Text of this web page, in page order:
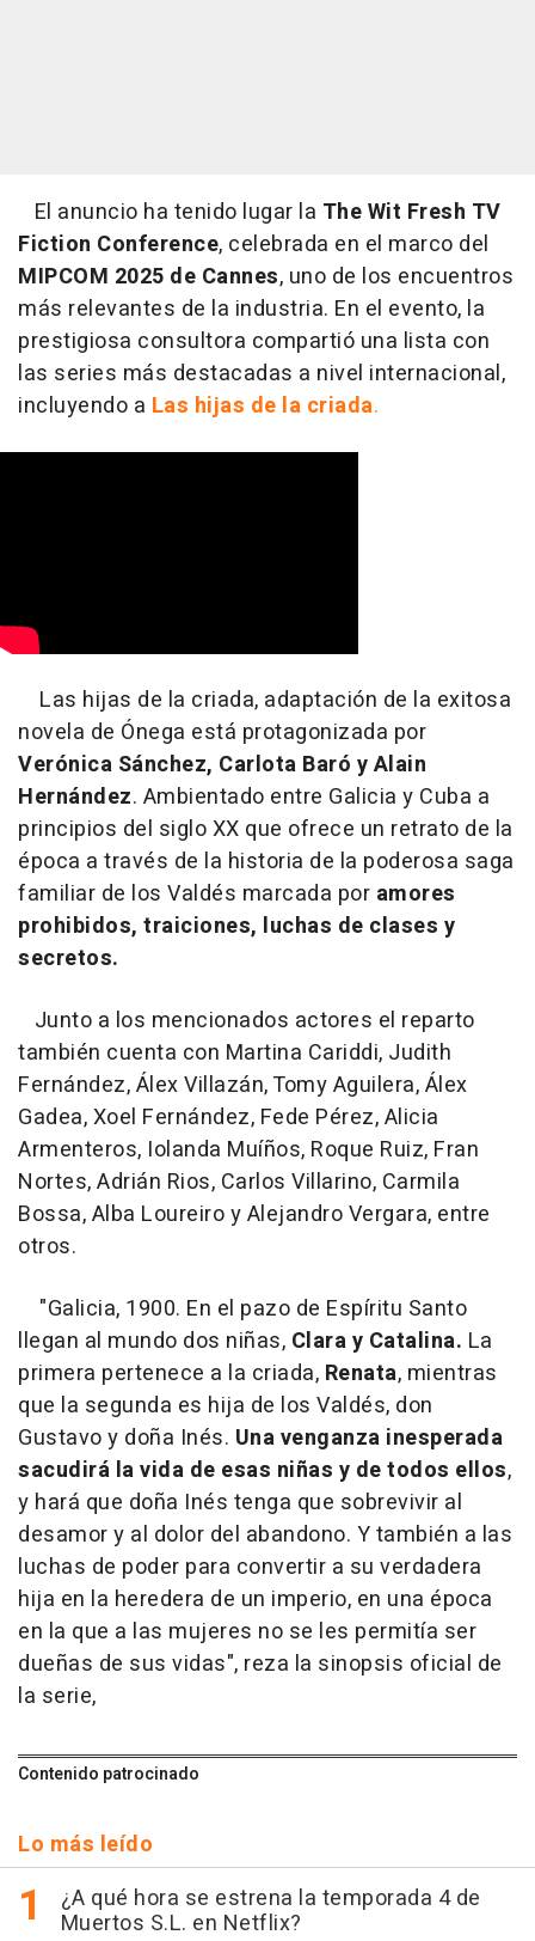
El anuncio ha tenido lugar la The Wit Fresh TV
Fiction Conference, celebrada en el marco del
MIPCOM 2025 de Cannes, uno de los encuentros
más relevantes de la industria. En el evento, la
prestigiosa consultora compartió una lista con
las series más destacadas a nivel internacional,
incluyendo a Las hijas de la criada.
Las hijas de la criada, adaptación de la exitosa
novela de Ónega está protagonizada por
Verónica Sánchez, Carlota Baró y Alain
Hernández. Ambientado entre Galicia y Cuba a
principios del siglo XX que ofrece un retrato de la
época a través de la historia de la poderosa saga
familiar de los Valdés marcada por amores
prohibidos, traiciones, luchas de clases y
secretos.
Junto a los mencionados actores el reparto
también cuenta con Martina Cariddi, Judith
Fernández, Álex Villazán, Tomy Aguilera, Álex
Gadea, Xoel Fernández, Fede Pérez, Alicia
Armenteros, Iolanda Muíños, Roque Ruiz, Fran
Nortes, Adrián Rios, Carlos Villarino, Carmila
Bossa, Alba Loureiro y Alejandro Vergara, entre
otros.
"Galicia, 1900. En el pazo de Espíritu Santo
llegan al mundo dos niñas, Clara y Catalina. La
primera pertenece a la criada, Renata, mientras
que la segunda es hija de los Valdés, don
Gustavo y doña Inés. Una venganza inesperada
sacudirá la vida de esas niñas y de todos ellos,
y hará que doña Inés tenga que sobrevivir al
desamor y al dolor del abandono. Y también a las
luchas de poder para convertir a su verdadera
hija en la heredera de un imperio, en una época
en la que a las mujeres no se les permitía ser
dueñas de sus vidas", reza la sinopsis oficial de
la serie,
Contenido patrocinado
Lo más leído
¿A qué hora se estrena la temporada 4 de
Muertos S.L. en Netflix?